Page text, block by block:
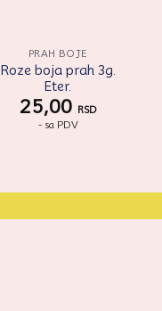
PRAH BOJE
Roze boja prah 3g.
Eter.
25,00 RSD
- sa PDV